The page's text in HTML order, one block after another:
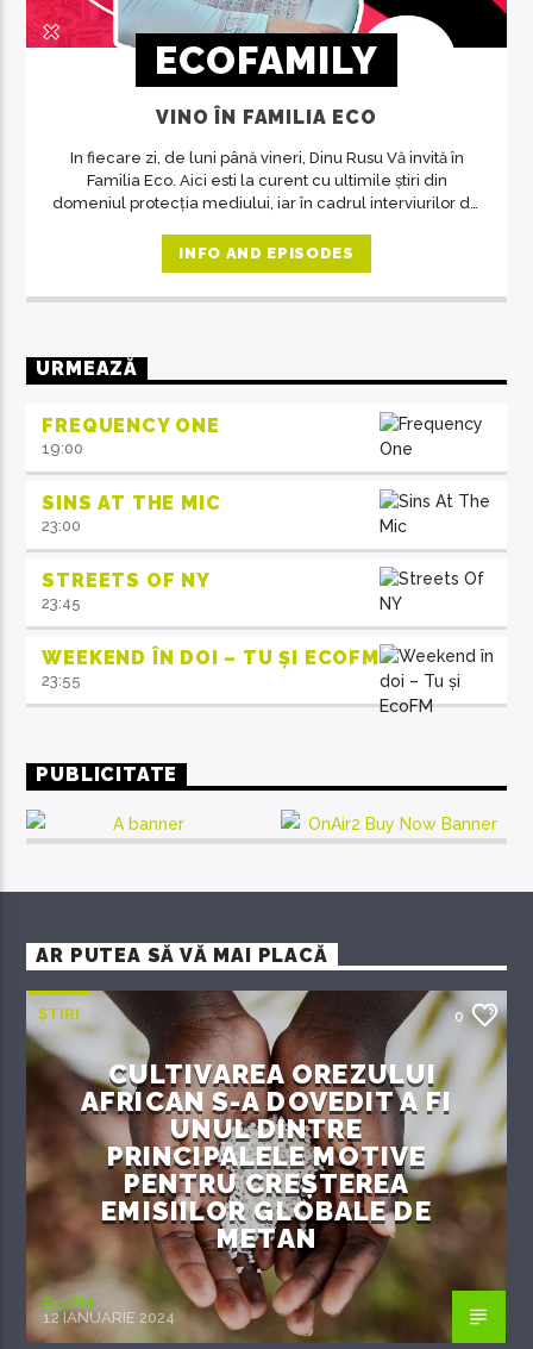
ECOFAMILY
VINO ÎN FAMILIA ECO
In fiecare zi, de luni până vineri, Dinu Rusu Vă invită în
Familia Eco. Aici esti la curent cu ultimile știri din
domeniul protecția mediului, iar în cadrul interviurilor de
familie.
INFO AND EPISODES
URMEAZĂ
FREQUENCY ONE
19:00
SINS AT THE MIC
23:00
STREETS OF NY
23:45
WEEKEND ÎN DOI – TU ȘI ECOFM
23:55
PUBLICITATE
AR PUTEA SĂ VĂ MAI PLACĂ
ȘTIRI 0
CULTIVAREA OREZULUI
AFRICAN S-A DOVEDIT A FI
UNUL DINTRE
PRINCIPALELE MOTIVE
PENTRU CREȘTEREA
EMISIILOR GLOBALE DE
METAN
EcoFM
12 IANUARIE 2024